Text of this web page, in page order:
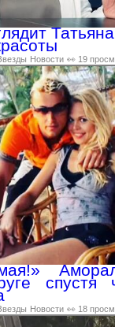
Новости 👀 19
спустя
Новости 👀 18